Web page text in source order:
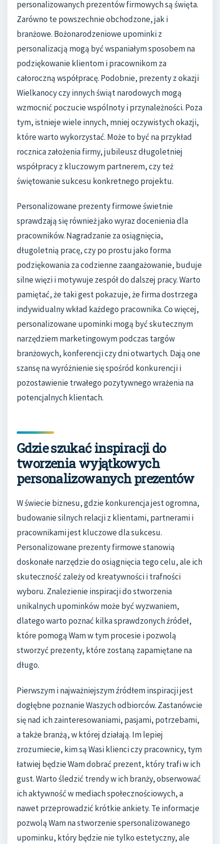
personalizowanych prezentów firmowych są święta.
Zarówno te powszechnie obchodzone, jak i
branżowe. Bożonarodzeniowe upominki z
personalizacją mogą być wspaniałym sposobem na
podziękowanie klientom i pracownikom za
całoroczną współpracę. Podobnie, prezenty z okazji
Wielkanocy czy innych świąt narodowych mogą
wzmocnić poczucie wspólnoty i przynależności. Poza
tym, istnieje wiele innych, mniej oczywistych okazji,
które warto wykorzystać. Może to być na przykład
rocznica założenia firmy, jubileusz długoletniej
współpracy z kluczowym partnerem, czy też
świętowanie sukcesu konkretnego projektu.
Personalizowane prezenty firmowe świetnie
sprawdzają się również jako wyraz docenienia dla
pracowników. Nagradzanie za osiągnięcia,
długoletnią pracę, czy po prostu jako forma
podziękowania za codzienne zaangażowanie, buduje
silne więzi i motywuje zespół do dalszej pracy. Warto
pamiętać, że taki gest pokazuje, że firma dostrzega
indywidualny wkład każdego pracownika. Co więcej,
personalizowane upominki mogą być skutecznym
narzędziem marketingowym podczas targów
branżowych, konferencji czy dni otwartych. Dają one
szansę na wyróżnienie się spośród konkurencji i
pozostawienie trwałego pozytywnego wrażenia na
potencjalnych klientach.
Gdzie szukać inspiracji do
tworzenia wyjątkowych
personalizowanych prezentów
W świecie biznesu, gdzie konkurencja jest ogromna,
budowanie silnych relacji z klientami, partnerami i
pracownikami jest kluczowe dla sukcesu.
Personalizowane prezenty firmowe stanowią
doskonałe narzędzie do osiągnięcia tego celu, ale ich
skuteczność zależy od kreatywności i trafności
wyboru. Znalezienie inspiracji do stworzenia
unikalnych upominków może być wyzwaniem,
dlatego warto poznać kilka sprawdzonych źródeł,
które pomogą Wam w tym procesie i pozwolą
stworzyć prezenty, które zostaną zapamiętane na
długo.
Pierwszym i najważniejszym źródłem inspiracji jest
dogłębne poznanie Waszych odbiorców. Zastanówcie
się nad ich zainteresowaniami, pasjami, potrzebami,
a także branżą, w której działają. Im lepiej
zrozumiecie, kim są Wasi klienci czy pracownicy, tym
łatwiej będzie Wam dobrać prezent, który trafi w ich
gust. Warto śledzić trendy w ich branży, obserwować
ich aktywność w mediach społecznościowych, a
nawet przeprowadzić krótkie ankiety. Te informacje
pozwolą Wam na stworzenie spersonalizowanego
upominku, który będzie nie tylko estetyczny, ale